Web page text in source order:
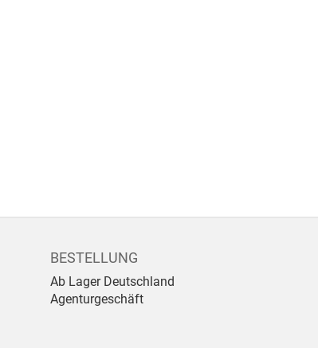
BESTELLUNG
Ab Lager Deutschland
Agenturgeschäft